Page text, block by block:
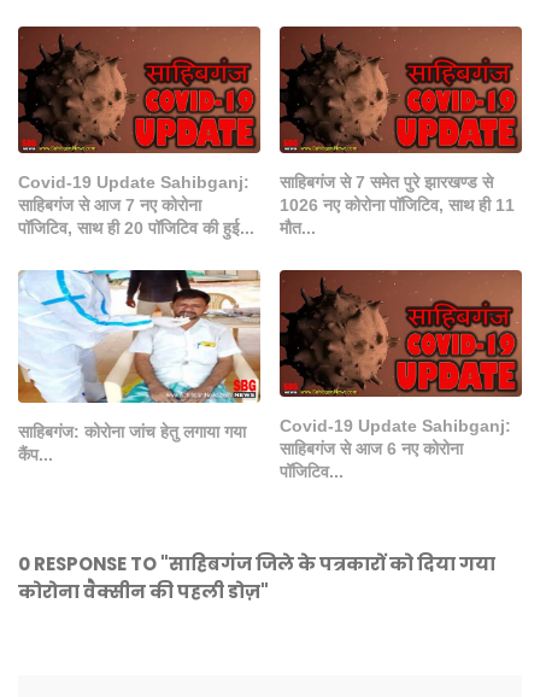
Covid-19 Update Sahibganj:
साहिबगंज से आज 7 नए कोरोना
पॉजिटिव, साथ ही 20 पॉजिटिव की हुई...
साहिबगंज से 7 समेत पुरे झारखण्ड से
1026 नए कोरोना पॉजिटिव, साथ ही 11
मौत...
साहिबगंज: कोरोना जांच हेतु लगाया गया
कैंप...
Covid-19 Update Sahibganj:
साहिबगंज से आज 6 नए कोरोना
पॉजिटिव...
0 RESPONSE TO "साहिबगंज जिले के पत्रकारों को दिया गया
कोरोना वैक्सीन की पहली डोज़"